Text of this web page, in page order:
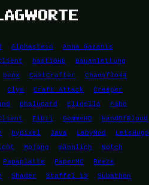
Alphastein
Anna Gazanis
bastiGHG
Bauanleitung
benx CastCrafter
Chaosflo44
Clym Craft Attack
Creeper
Dhalucard Eligella
Fabo
Fibii GommeHD
HandOfBlood
hypixel Java LabyMod
LetsHugo
Mojang männlich
Notch
Papaplatte PaperMC
Reeze
Shader Staffel 13
Subathon